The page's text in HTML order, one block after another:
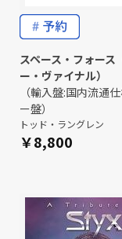
スペース・フォース
ー・ヴァイナル）
（輸入盤:国内流通
ー盤）
トッド・ラングレン
￥8,800